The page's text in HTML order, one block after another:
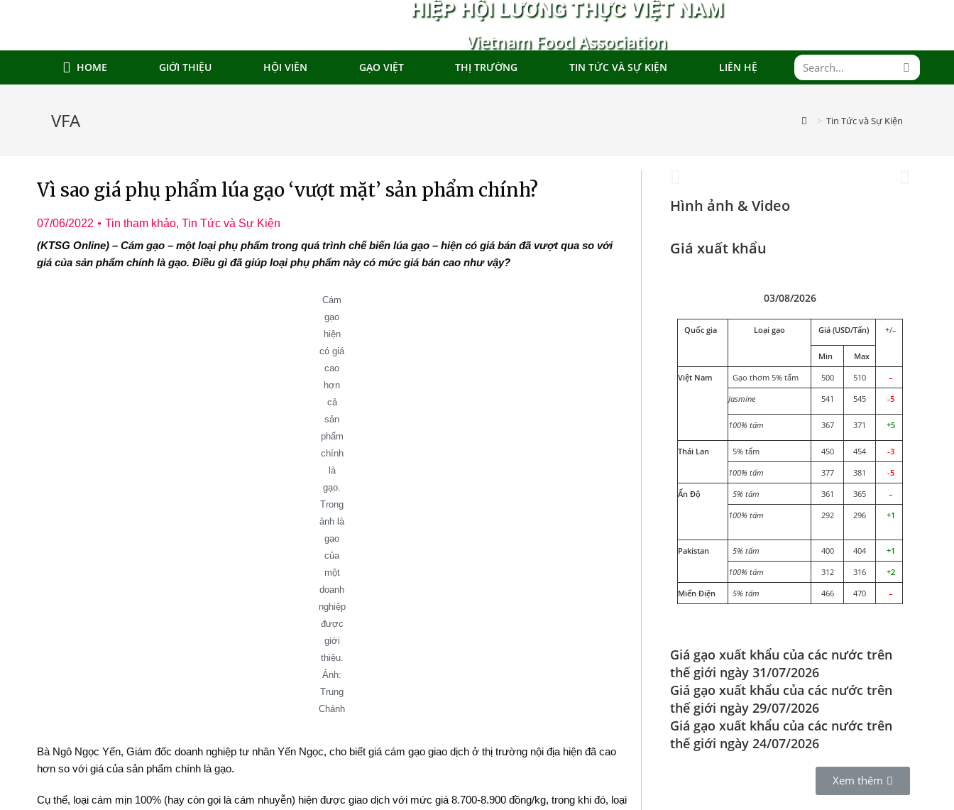
HIỆP HỘI LƯƠNG THỰC VIỆT NAM
Vietnam Food Association
HOME GIỚI THIỆU HỘI VIÊN GẠO VIỆT THỊ TRƯỜNG TIN TỨC VÀ SỰ KIỆN LIÊN HỆ
VFA > Tin Tức và Sự Kiện
Vì sao giá phụ phẩm lúa gạo ‘vượt mặt’ sản phẩm chính?
07/06/2022 Tin tham khảo, Tin Tức và Sự Kiện
(KTSG Online) – Cám gạo – một loại phụ phẩm trong quá trình chế biến lúa gạo – hiện có giá bán đã vượt qua so với
giá của sản phẩm chính là gạo. Điều gì đã giúp loại phụ phẩm này có mức giá bán cao như vậy?
Cám
gạo
hiện
có giá
cao
hơn
cả
sản
phẩm
chính
là
gạo.
Trong
ảnh là
gạo
của
một
doanh
nghiệp
được
giới
thiệu.
Ảnh:
Trung
Chánh
Bà Ngô Ngọc Yến, Giám đốc doanh nghiệp tư nhân Yến Ngọc, cho biết giá cám gạo giao dịch ở thị trường nội địa hiện đã cao
hơn so với giá của sản phẩm chính là gạo.
Cụ thể, loại cám mịn 100% (hay còn gọi là cám nhuyễn) hiện được giao dịch với mức giá 8.700-8.900 đồng/kg, trong khi đó, loại
Đoàn Xúc tiến
Thương mại
tại Hong Kong
Hình ảnh & Video
Giá xuất khẩu
03/08/2026
Quốc gia Loại gạo Giá (USD/Tấn) +/–
Min
Max
Việt Nam
Gạo thơm 5% tấm 500 510
–
Jasmine
541 545 -5
100% tấm 367 371 +5
Thái Lan 5% tấm 450 454
-3
100% tấm
377 381
-5
Ấn Độ
5% tấm 361 365
–
100% tấm
292 296 +1
Pakistan 5% tấm 400 404
+1
100% tấm
312 316
+2
Miến Điện
5% tấm 466 470 –
Giá gạo xuất khẩu của các nước trên
thế giới ngày 31/07/2026
Giá gạo xuất khẩu của các nước trên
thế giới ngày 29/07/2026
Giá gạo xuất khẩu của các nước trên
thế giới ngày 24/07/2026
Xem thêm